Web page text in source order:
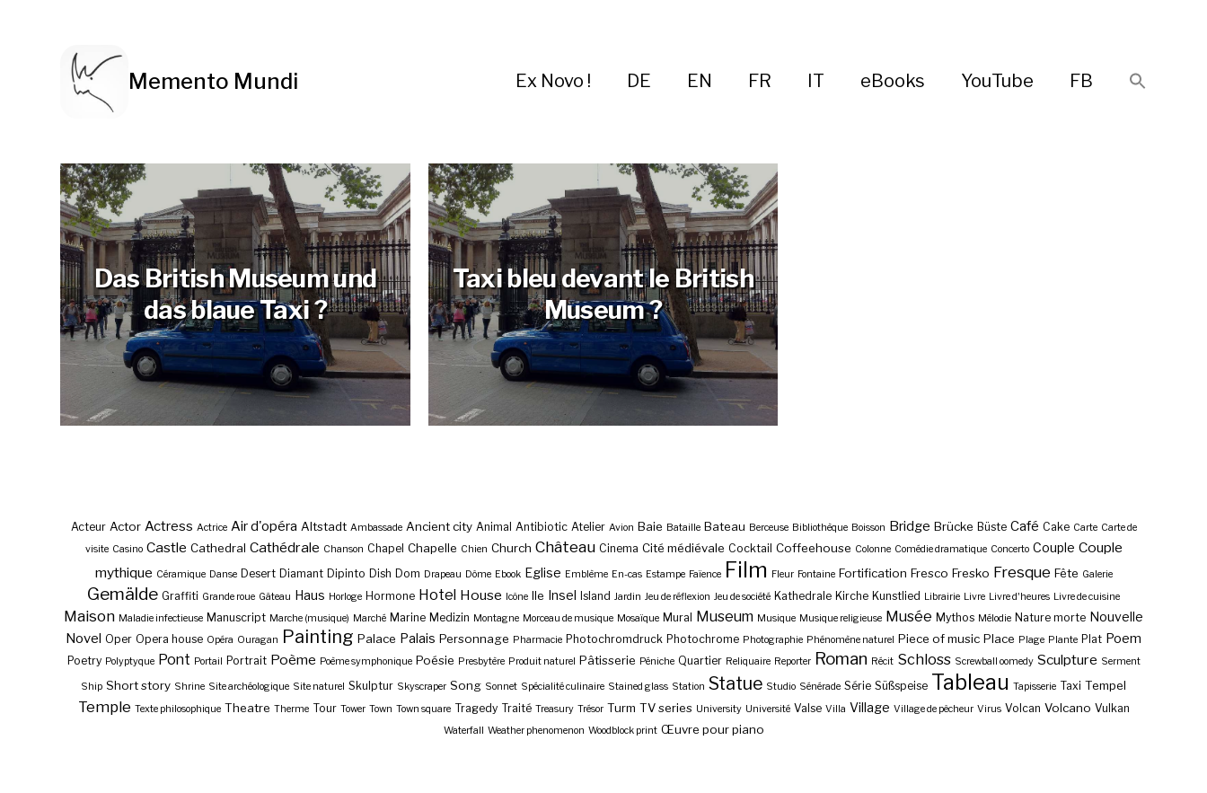
Memento Mundi Ex Novo ! DE EN FR IT eBooks YouTube FB
Das British Museum und
das blaue Taxi ?
Taxi bleu devant le British
Museum ?
Acteur Actor Actress Actrice Air d'opéra Altstadt Ambassade Ancient city Animal Antibiotic Atelier Avion Baie Bataille Bateau Berceuse Bibliothèque Boisson Bridge Brücke Büste Café Cake Carte Carte de
visite Casino Castle Cathedral Cathédrale Chanson Chapel Chapelle Chien Church Château Cinema Cité médiévale Cocktail Coffeehouse Colonne Comédie dramatique Concerto Couple Couple
mythique Céramique Danse Desert Diamant Dipinto Dish Dom Drapeau Dôme Ebook Eglise Emblème En-cas Estampe Faïence Film Fleur Fontaine Fortification Fresco Fresko Fresque Fête Galerie
Gemälde Graffiti Grande roue Gâteau Haus Horloge Hormone Hotel House Icône Ile Insel Island Jardin Jeu de réflexion Jeu de société Kathedrale Kirche Kunstlied Librairie Livre Livre d'heures Livre de cuisine
Maison Maladie infectieuse Manuscript Marche (musique) Marché Marine Medizin Montagne Morceau de musique Mosaïque Mural Museum Musique Musique religieuse Musée Mythos Mélodie Nature morte Nouvelle
Novel Oper Opera house Opéra Ouragan Painting Palace Palais Personnage Pharmacie Photochromdruck Photochrome Photographie Phénomène naturel Piece of music Place Plage Plante Plat Poem
Poetry Polyptyque Pont Portail Portrait Poème Poème symphonique Poésie Presbytère Produit naturel Pâtisserie Péniche Quartier Reliquaire Reporter Roman Récit Schloss Screwball oomedy Sculpture Serment
Ship Short story Shrine Site archéologique Site naturel Skulptur Skyscraper Song Sonnet Spécialité culinaire Stained glass Station Statue Studio Sénérade Série Süßspeise Tableau Tapisserie Taxi Tempel
Temple Texte philosophique Theatre Therme Tour Tower Town Town square Tragedy Traité Treasury Trésor Turm TV series University Université Valse Villa Village Village de pêcheur Virus Volcan Volcano Vulkan
Waterfall Weather phenomenon Woodblock print Œuvre pour piano